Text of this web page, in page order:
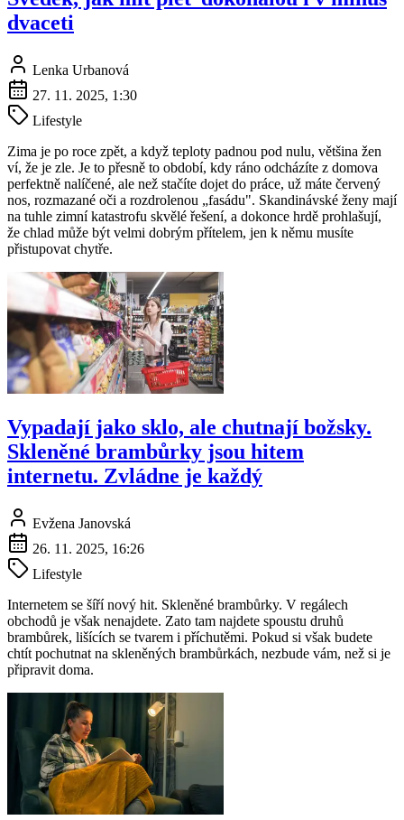
dvaceti
Lenka Urbanová
27. 11. 2025, 1:30
Lifestyle
Zima je po roce zpět, a když teploty padnou pod nulu, většina žen
ví, že je zle. Je to přesně to období, kdy ráno odcházíte z domova
perfektně nalíčené, ale než stačíte dojet do práce, už máte červený
nos, rozmazané oči a rozdrolenou „fasádu". Skandinávské ženy mají
na tuhle zimní katastrofu skvělé řešení, a dokonce hrdě prohlašují,
že chlad může být velmi dobrým přítelem, jen k němu musíte
přistupovat chytře.
Vypadají jako sklo, ale chutnají božsky.
Skleněné brambůrky jsou hitem
internetu. Zvládne je každý
Evžena Janovská
26. 11. 2025, 16:26
Lifestyle
Internetem se šíří nový hit. Skleněné brambůrky. V regálech
obchodů je však nenajdete. Zato tam najdete spoustu druhů
brambůrek, lišících se tvarem i příchutěmi. Pokud si však budete
chtít pochutnat na skleněných brambůrkách, nezbude vám, než si je
připravit doma.